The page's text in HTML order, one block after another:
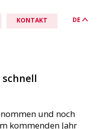
KONTAKT DE
schnell
und noch
kommenden Jahr